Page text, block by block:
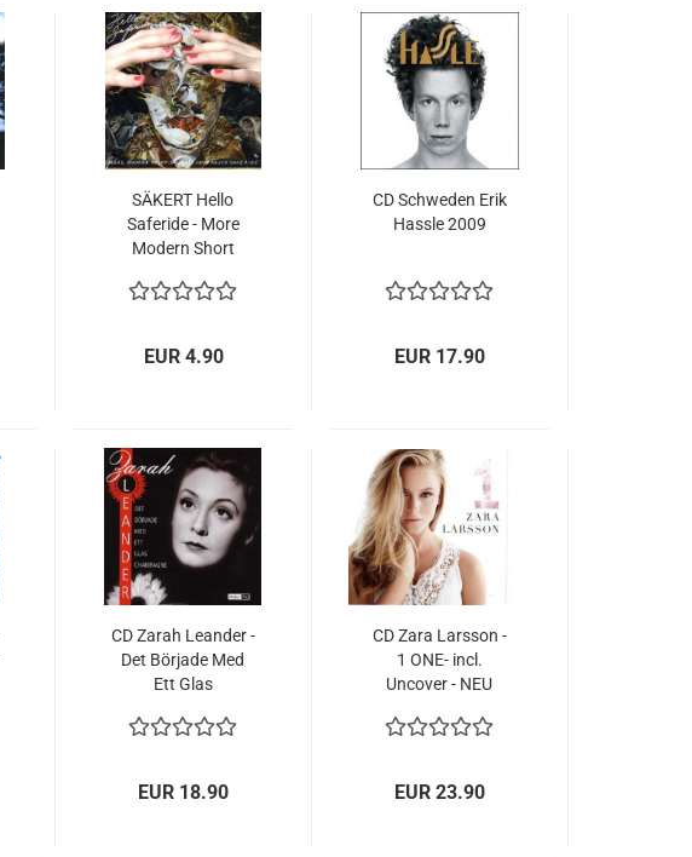
SÄKERT Hello
Saferide - More
Modern Short
EUR 4.90
CD Schweden Erik
Hassle 2009
EUR 17.90
CD Zarah Leander -
Det Började Med
Ett Glas
SCHWEDISCH
EUR 18.90
CD Zara Larsson -
1 ONE- incl.
Uncover - NEU
EUR 23.90